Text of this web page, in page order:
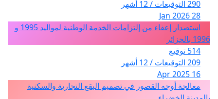
290 التوقيعات / 12 أشهر
28 Jan 2026
استصدار إعفاء من إلتزامات الخدمة الوطنية لمواليد 1995 و
1996 بالجزائر
514 توقيع
209 التوقيعات / 12 أشهر
16 Apr 2025
معالجة أوجه القصور في تصميم البقع التجارية والسكنية